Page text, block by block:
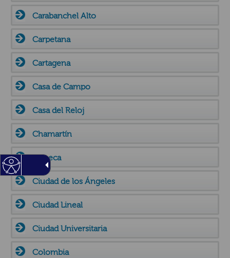
Carabanchel Alto
Carpetana
Cartagena
Casa de Campo
Casa del Reloj
Chamartín
Chueca
Ciudad de los Ángeles
Ciudad Lineal
Ciudad Universitaria
Colombia